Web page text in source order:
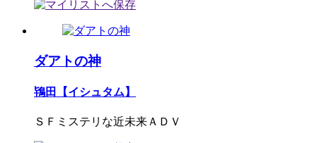
ダアトの神
鴇田【イシュタム】
ＳＦミステリな近未来ＡＤＶ